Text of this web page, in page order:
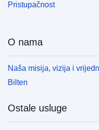
Pristupačnost
O nama
Naša misija, vizija i
Bilten
Ostale usluge